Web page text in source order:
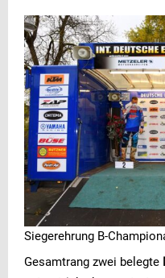
Siegerehrung B-
Gesamtrang zwei belegte